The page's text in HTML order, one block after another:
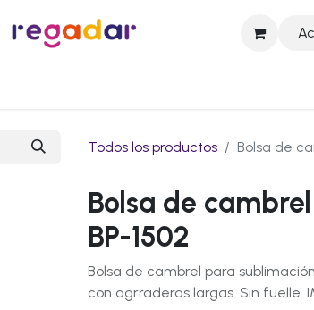
Todos los productos Bolsa de
Bolsa de
BP-1502
Bolsa de cambrel para
con agrraderas largas. Sin fuelle.